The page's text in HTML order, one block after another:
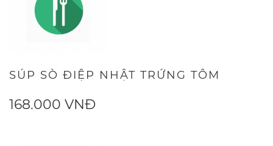
SÚP SÒ ĐIỆP NHẬT TRỨNG TÔM
168.000 VNĐ